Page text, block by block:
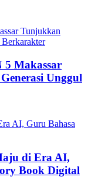
5 Makassar
Unggul
di Era AI,
Book Digital